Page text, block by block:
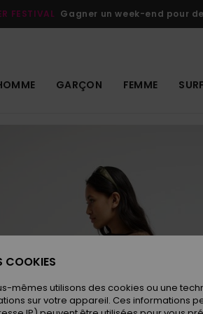
FESTIVAL Gagner un week-end pour
GARÇON FEMME SURF
COOKIES
mêmes utilisons des cookies ou une
sur votre appareil. Ces informations